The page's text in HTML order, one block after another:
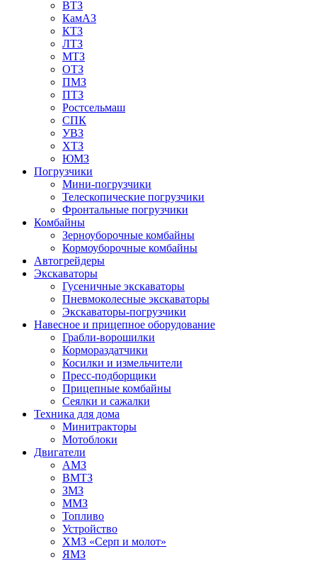
ВТЗ
КамАЗ
КТЗ
ЛТЗ
МТЗ
ОТЗ
ПМЗ
ПТЗ
Ростсельмаш
СПК
УВЗ
ХТЗ
ЮМЗ
Погрузчики
Мини-погрузчики
Телескопические погрузчики
Фронтальные погрузчики
Комбайны
Зерноуборочные комбайны
Кормоуборочные комбайны
Автогрейдеры
Экскаваторы
Гусеничные экскаваторы
Пневмоколесные экскаваторы
Экскаваторы-погрузчики
Навесное и прицепное оборудование
Грабли-ворошилки
Кормораздатчики
Косилки и измельчители
Пресс-подборщики
Прицепные комбайны
Сеялки и сажалки
Техника для дома
Минитракторы
Мотоблоки
Двигатели
АМЗ
ВМТЗ
ЗМЗ
ММЗ
Топливо
Устройство
ХМЗ «Серп и молот»
ЯМЗ